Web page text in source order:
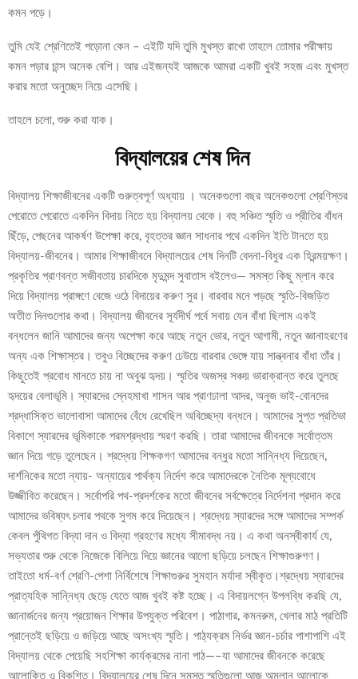
কমন পড়ে।
তুমি যেই শ্রেণিতেই পড়োনা কেন – এইটি যদি তুমি মুখস্ত রাখো তাহলে তোমার পরীক্ষায়
কমন পড়ার চান্স অনেক বেশি। আর এইজন্যই আজকে আমরা একটি খুবই সহজ এবং মুখস্ত
করার মতো অনুচ্ছেদ নিয়ে এসেছি।
তাহলে চলো, শুরু করা যাক।
বিদ্যালয়ের শেষ দিন
বিদ্যালয় শিক্ষাজীবনের একটি গুরুত্বপূর্ণ অধ্যায় । অনেকগুলো বছর অনেকগুলো শ্রেণিস্তর
পেরোতে পেরোতে একদিন বিদায় নিতে হয় বিদ্যালয় থেকে। বহু সঞ্চিত স্মৃতি ও প্রীতির বাঁধন
ছিঁড়ে, পেছনের আকর্ষণ উপেক্ষা করে, বৃহত্তর জ্ঞান সাধনার পথে একদিন ইতি টানতে হয়
বিদ্যালয়-জীবনের। আমার শিক্ষাজীবনে বিদ্যালয়ের শেষ দিনটি বেদনা-বিধুর এক হিরন্ময়ক্ষণ।
প্রকৃতির প্রাণবন্ত সজীবতায় চারদিকে মৃদুমন্দ সুবাতাস বইলেও— সমস্ত কিছু ম্লান করে
দিয়ে বিদ্যালয় প্রাঙ্গণে বেজে ওঠে বিদায়ের করুণ সুর। বারবার মনে পড়ছে স্মৃতি-বিজড়িত
অতীত দিনগুলোর কথা। বিদ্যালয় জীবনের সূর্যদীর্ঘ পর্বে সবায় যেন বাঁধা ছিলাম একই
বন্ধলেন জানি আমাদের জন্য অপেক্ষা করে আছে নতুন ভোর, নতুন আগামী, নতুন জ্ঞানাহরণের
অন্য এক শিক্ষাস্তর। তবুও বিচ্ছেদের করুণ ঢেউয়ে বারবার ভেঙ্গে যায় সান্ত্বনার বাঁধা তাঁর।
কিছুতেই প্রবোধ মানতে চায় না অবুঝ হৃদয়। স্মৃতির অজস্র সঞ্চয় ভারাক্রান্ত করে তুলছে
হৃদয়ের বেলাভূমি। স্যারদের স্নেহমাখা শাসন আর প্রাণঢালা আদর, অনুজ ভাই-বোনদের
শ্রদ্ধাসিক্ত ভালোবাসা আমাদের বেঁধে রেখেছিল অবিচ্ছেদ্য বন্ধনে। আমাদের সুপ্ত প্রতিভা
বিকাশে স্যারদের ভূমিকাকে পরমশ্রদ্ধায় স্মরণ করছি। তারা আমাদের জীবনকে সর্বোত্তম
জ্ঞান দিয়ে গড়ে তুলেছেন। শ্রদ্ধেয় শিক্ষকগণ আমাদের বন্ধুর মতো সান্নিধ্য দিয়েছেন,
দার্শনিকের মতো ন্যায়- অন্যায়ের পার্থক্য নির্দেশ করে আমাদেরকে নৈতিক মূল্যবোধে
উজ্জীবিত করেছেন। সর্বোপরি পথ-প্রদর্শকের মতো জীবনের সর্বক্ষেত্রে নির্দেশনা প্রদান করে
আমাদের ভবিষ্যৎ চলার পথকে সুগম করে দিয়েছেন। শ্রদ্ধেয় স্যারদের সঙ্গে আমাদের সম্পর্ক
কেবল পুঁথিগত বিদ্যা দান ও বিদ্যা গ্রহণের মধ্যে সীমাবদ্ধ নয়। এ কথা অনস্বীকার্য যে,
সভ্যতার শুরু থেকে নিজেকে বিলিয়ে দিয়ে জ্ঞানের আলো ছড়িয়ে চলছেন শিক্ষাগুরুগণ।
তাইতো ধর্ম-বর্ণ শ্রেণি-পেশা নির্বিশেষে শিক্ষাগুরুর সুমহান মর্যাদা স্বীকৃত।শ্রদ্ধেয় স্যারদের
প্রাত্যহিক সান্নিধ্য ছেড়ে যেতে আজ খুবই কষ্ট হচ্ছে। এ বিদায়লগ্নে উপলব্ধি করছি যে,
জ্ঞানার্জনের জন্য প্রয়োজন শিক্ষার উপযুক্ত পরিবেশ। পাঠাগার, কমনরুম, খেলার মাঠ প্রতিটি
প্রান্তেই ছড়িয়ে ও জড়িয়ে আছে অসংখ্য স্মৃতি। পাঠ্যক্রম নির্ভর জ্ঞান-চর্চার পাশাপাশি এই
বিদ্যালয় থেকে পেয়েছি সহশিক্ষা কার্যক্রমের নানা পাঠ—–যা আমাদের জীবনকে করেছে
আলোকিত ও বিকশিত। বিদ্যালয়ের শেষ দিনে সমস্ত স্মৃতিগুলো আজ অম্লান আলোকে